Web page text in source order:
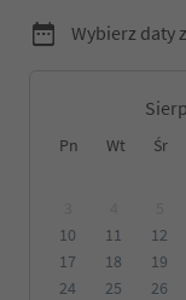
Wybierz daty
Pn Wt Śr
10
11 12
17
18 19
24
25 26
Kategoria